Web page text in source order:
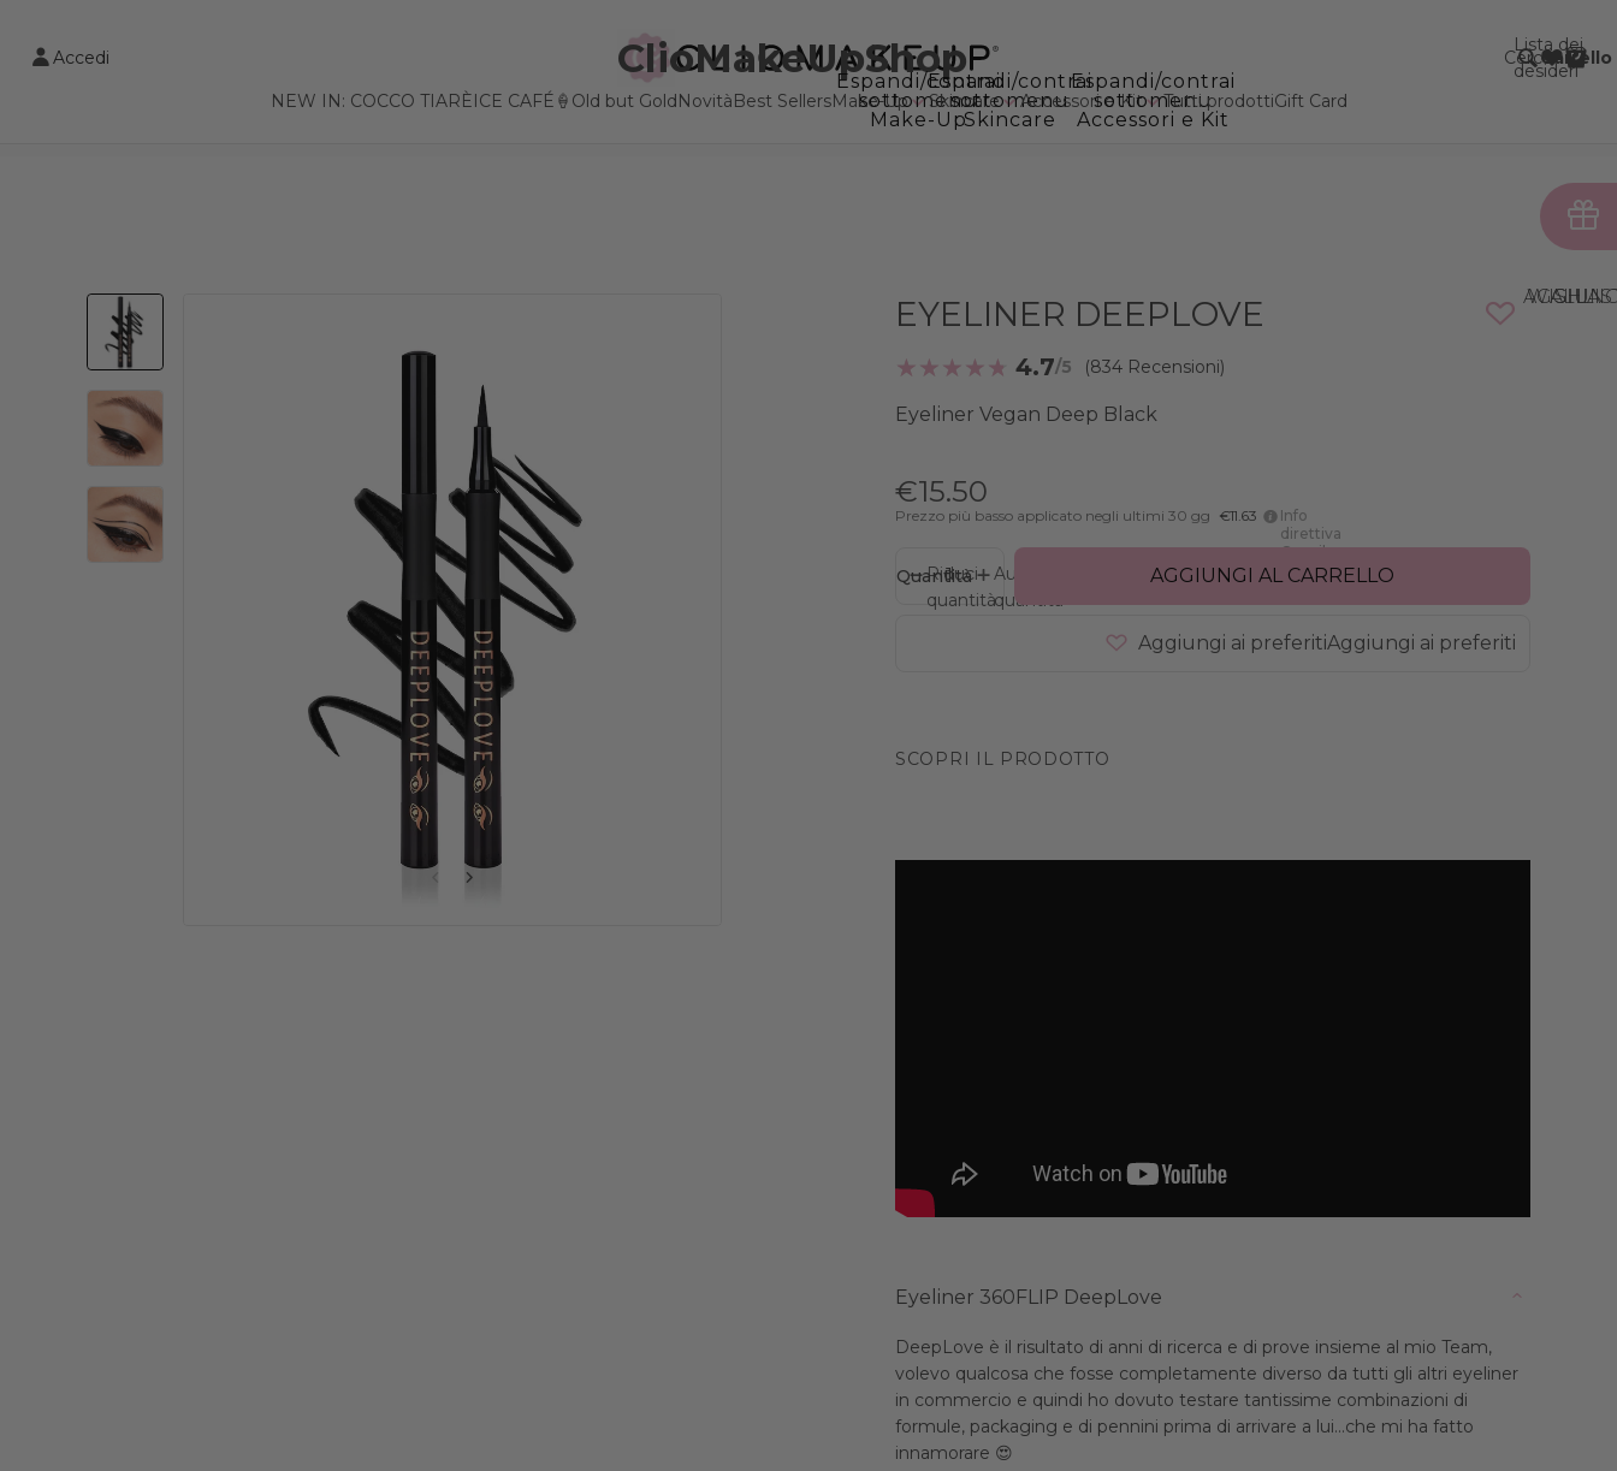
Accedi ClioMakeUpShop Cerca
Lista dei
desideri
Carrello
NEW IN: COCCO TIARÈICE CAFÉ🍦 Old but GoldNovitàBest SellersMake-Up
Espandi/contrai
sottomenu
Make-Up
Skincare
Espandi/contrai
sottomenu
Skincare
Accessori e Kit
Espandi/contrai
sottomenu
Accessori e Kit
Tutti prodottiGift Card
EYELINER DEEPLOVE AGGIUNGI ALLA
4.7 (834 Recensioni)
Eyeliner Vegan Deep Black
€15.50
Prezzo più basso applicato negli ultimi 30 gg €11.63
Info
direttiva
Omnibus
Riduci
quantità
Quantità
Aumenta
quantità
AGGIUNGI AL CARRELLO
Aggiungi ai preferitiAggiungi ai preferiti
SCOPRI IL PRODOTTO
Eyeliner 360FLIP DeepLove
DeepLove è il risultato di anni di ricerca e di prove insieme al mio Team,
volevo qualcosa che fosse completamente diverso da tutti gli altri eyeliner
in commercio e quindi ho dovuto testare tantissime combinazioni di
formule, packaging e di pennini prima di arrivare a lui...che mi ha fatto
innamorare 😍